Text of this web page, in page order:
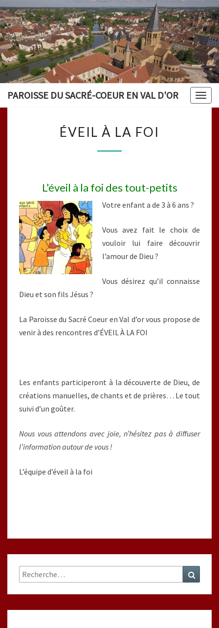
PAROISSE DU SACRÉ-COEUR EN VAL D'OR
À
FOI
ÉVEIL À LA FOI
L’éveil à la foi des tout-petits
Votre enfant a de 3 à 6 ans ?
Vous avez fait le choix de
vouloir lui faire découvrir
l’amour de Dieu ?
Vous désirez qu’il connaisse
Dieu et son fils Jésus ?
La Paroisse du Sacré Coeur en Val d’or vous propose de
venir à des rencontres d’ÉVEIL À LA FOI
Les enfants participeront à la découverte de Dieu, de
créations manuelles, de chants et de prières… Le tout
suivi d’un goûter.
Nous vous attendons avec joie, n’hésitez pas à diffuser
l’information autour de vous !
L’équipe d’éveil à la foi
Rechercher :